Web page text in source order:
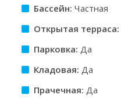
Бассейн: Частная
Открытая терраса:
Парковка: Да
Кладовая: Да
Прачечная: Да